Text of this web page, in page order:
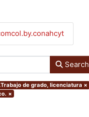
Search
de grado, licenciatura ×
×